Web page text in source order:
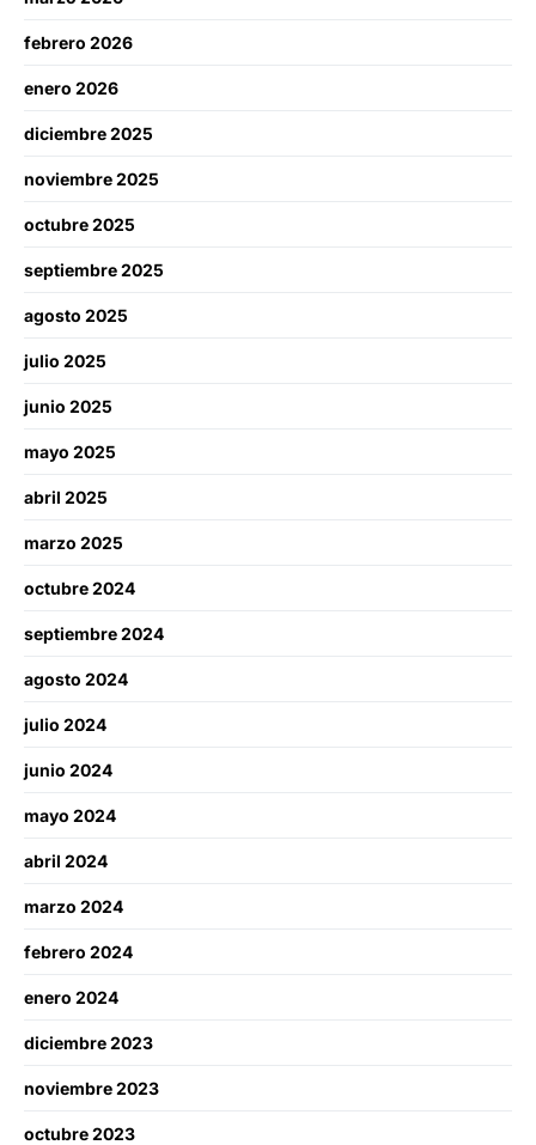
febrero 2026
enero 2026
diciembre 2025
noviembre 2025
octubre 2025
septiembre 2025
agosto 2025
julio 2025
junio 2025
mayo 2025
abril 2025
marzo 2025
octubre 2024
septiembre 2024
agosto 2024
julio 2024
junio 2024
mayo 2024
abril 2024
marzo 2024
febrero 2024
enero 2024
diciembre 2023
noviembre 2023
octubre 2023